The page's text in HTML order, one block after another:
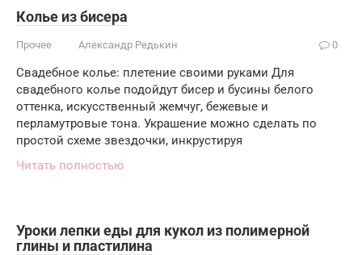
Колье из бисера
Прочее Александр Редькин 0
Свадебное колье: плетение своими руками Для
свадебного колье подойдут бисер и бусины белого
оттенка, искусственный жемчуг, бежевые и
перламутровые тона. Украшение можно сделать по
простой схеме звездочки, инкрустируя
Читать полностью
Уроки лепки еды для кукол из полимерной
глины и пластилина